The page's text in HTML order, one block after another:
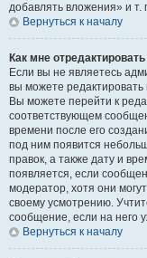
добавлять вложения» и т.
Вернуться к началу
Как мне
Если вы не являетесь
вы можете
Вы можете перейти к
соответствующем
времени после его
под ним появится
правок, а также дату и
появляется, если
модератор, хотя они
своему усмотрению.
сообщение, если на него
Вернуться к началу